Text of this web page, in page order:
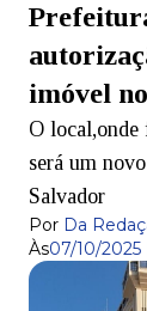
imóvel
O local,onde
será um
Salvador
Por Da
Às07/10/2025